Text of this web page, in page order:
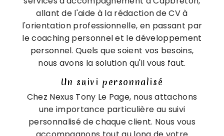
allant de l'aide à la rédaction de CV à
l'orientation professionnelle, en passant par
le coaching personnel et le développement
personnel. Quels que soient vos besoins,
nous avons la solution qu'il vous faut.
Un suivi personnalisé
Chez Nexus Tony Le Page, nous attachons
une importance particulière au suivi
personnalisé de chaque client. Nous vous